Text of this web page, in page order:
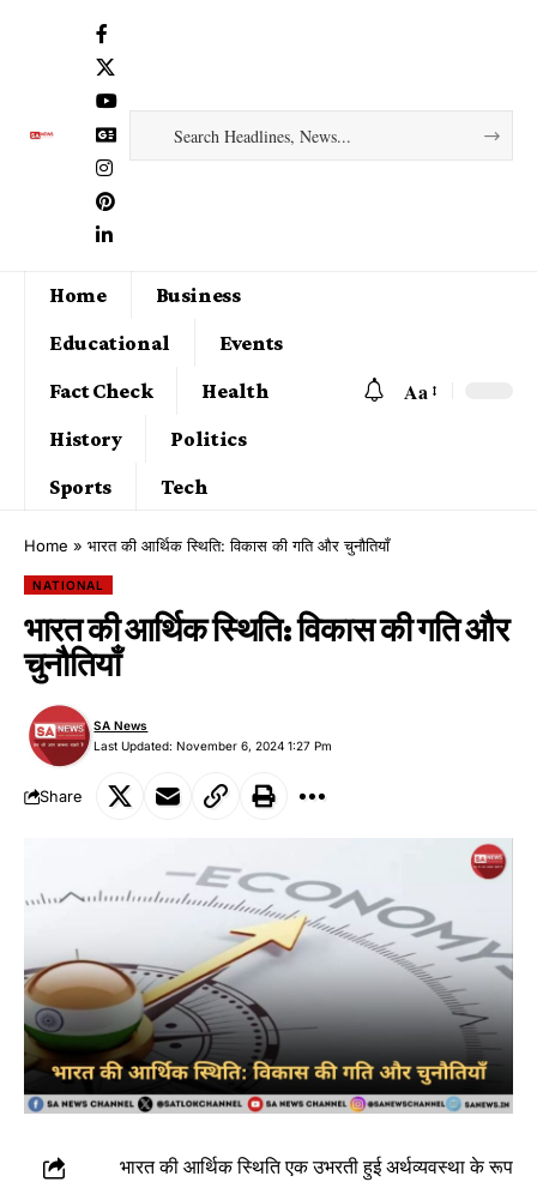
Home
Business
Educational
Events
Fact Check
Health
History
Politics
Sports
Tech
Aa
Home » भारत की आर्थिक स्थिति: विकास की गति और चुनौतियाँ
NATIONAL
भारत की आर्थिक स्थिति: विकास की गति और
चुनौतियाँ
Last Updated: November 6, 2024 1:27 Pm
SA News
Share
भारत की आर्थिक स्थिति एक उभरती हुई अर्थव्यवस्था के रूप